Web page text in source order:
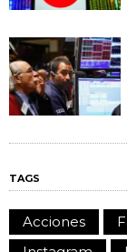
TAGS
Acciones